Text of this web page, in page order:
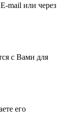
mail или через
с Вами для
его